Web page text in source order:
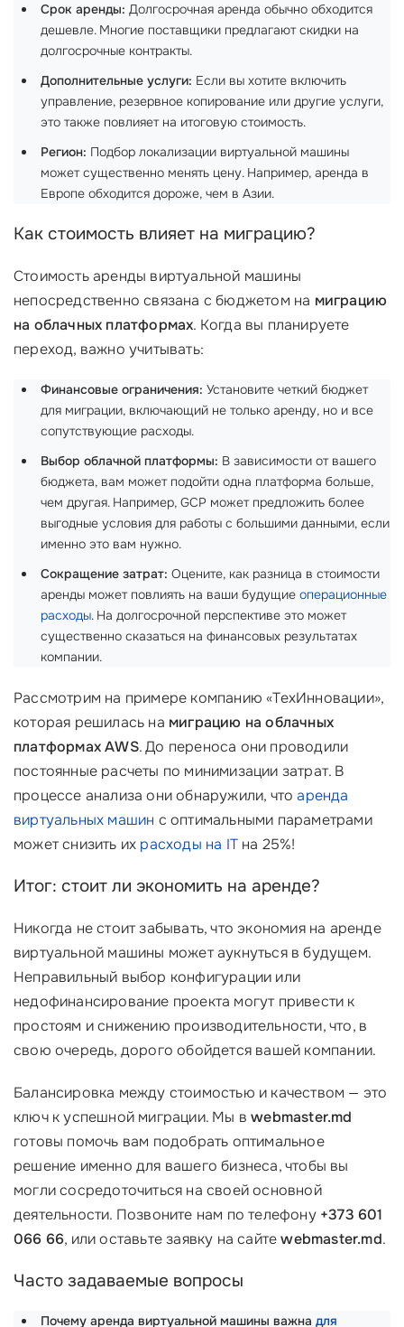
Срок аренды: Долгосрочная аренда обычно обходится
дешевле. Многие поставщики предлагают скидки на
долгосрочные контракты.
Дополнительные услуги: Если вы хотите включить
управление, резервное копирование или другие услуги,
это также повлияет на итоговую стоимость.
Регион: Подбор локализации виртуальной машины
может существенно менять цену. Например, аренда в
Европе обходится дороже, чем в Азии.
Как стоимость влияет на миграцию?
Стоимость аренды виртуальной машины
непосредственно связана с бюджетом на миграцию
на облачных платформах. Когда вы планируете
переход, важно учитывать:
Финансовые ограничения: Установите четкий бюджет
для миграции, включающий не только аренду, но и все
сопутствующие расходы.
Выбор облачной платформы: В зависимости от вашего
бюджета, вам может подойти одна платформа больше,
чем другая. Например, GCP может предложить более
выгодные условия для работы с большими данными, если
именно это вам нужно.
Сокращение затрат: Оцените, как разница в стоимости
аренды может повлиять на ваши будущие операционные
расходы. На долгосрочной перспективе это может
существенно сказаться на финансовых результатах
компании.
Рассмотрим на примере компанию «ТехИнновации»,
которая решилась на миграцию на облачных
платформах AWS. До переноса они проводили
постоянные расчеты по минимизации затрат. В
процессе анализа они обнаружили, чтоаренда
виртуальных машин с оптимальными параметрами
может снизить их расходы на IT на 25%!
Итог: стоит ли экономить на аренде?
Никогда не стоит забывать, что экономия на аренде
виртуальной машины может аукнуться в будущем.
Неправильный выбор конфигурации или
недофинансирование проекта могут привести к
простоям и снижению производительности, что, в
свою очередь, дорого обойдется вашей компании.
Балансировка между стоимостью и качеством — это
ключ к успешной миграции. Мы вwebmaster.md
готовы помочь вам подобрать оптимальное
решение именно для вашего бизнеса, чтобы вы
могли сосредоточиться на своей основной
деятельности. Позвоните нам по телефону +373 601
066 66, или оставьте заявку на сайтеwebmaster.md.
Часто задаваемые вопросы
Почему аренда виртуальной машины важна для